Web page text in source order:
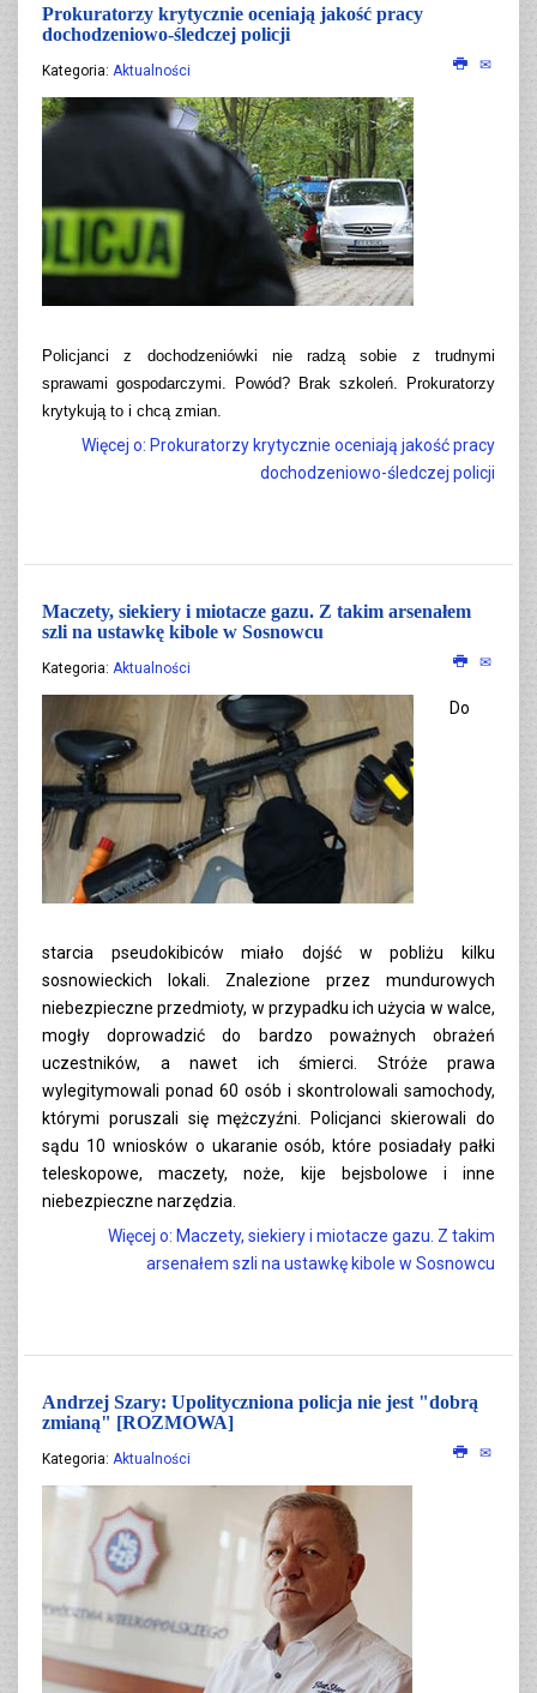
Prokuratorzy krytycznie oceniają jakość pracy
dochodzeniowo-śledczej policji
Kategoria: Aktualności
Policjanci z dochodzeniówki nie radzą sobie z trudnymi
sprawami gospodarczymi. Powód? Brak szkoleń. Prokuratorzy
krytykują to i chcą zmian.
Więcej o: Prokuratorzy krytycznie oceniają jakość pracy
dochodzeniowo-śledczej policji
Maczety, siekiery i miotacze gazu. Z takim arsenałem
szli na ustawkę kibole w Sosnowcu
Kategoria: Aktualności
Do
starcia pseudokibiców miało dojść w pobliżu kilku
sosnowieckich lokali. Znalezione przez mundurowych
niebezpieczne przedmioty, w przypadku ich użycia w walce,
mogły doprowadzić do bardzo poważnych obrażeń
uczestników, a nawet ich śmierci. Stróże prawa
wylegitymowali ponad 60 osób i skontrolowali samochody,
którymi poruszali się mężczyźni. Policjanci skierowali do
sądu 10 wniosków o ukaranie osób, które posiadały pałki
teleskopowe, maczety, noże, kije bejsbolowe i inne
niebezpieczne narzędzia.
Więcej o: Maczety, siekiery i miotacze gazu. Z takim
arsenałem szli na ustawkę kibole w Sosnowcu
Andrzej Szary: Upolityczniona policja nie jest "dobrą
zmianą" [ROZMOWA]
Kategoria: Aktualności